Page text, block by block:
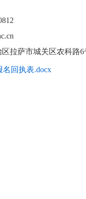
萨市城关区农科路6
回执表.docx